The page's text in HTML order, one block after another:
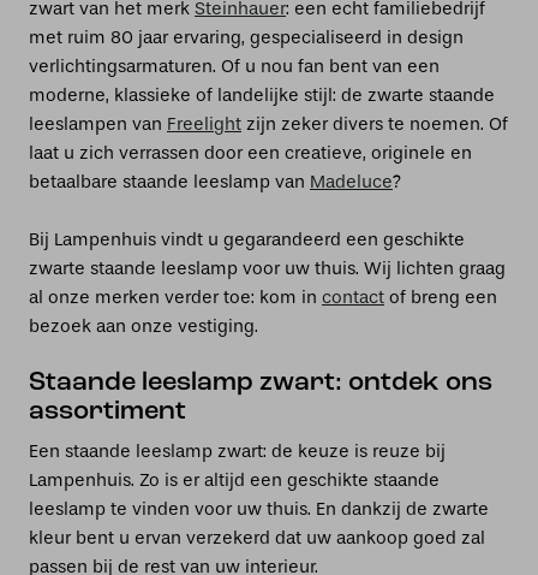
zwart van het merk Steinhauer: een echt familiebedrijf
met ruim 80 jaar ervaring, gespecialiseerd in design
verlichtingsarmaturen. Of u nou fan bent van een
moderne, klassieke of landelijke stijl: de zwarte staande
leeslampen van Freelight zijn zeker divers te noemen. Of
laat u zich verrassen door een creatieve, originele en
betaalbare staande leeslamp van Madeluce?
Bij Lampenhuis vindt u gegarandeerd een geschikte
zwarte staande leeslamp voor uw thuis. Wij lichten graag
al onze merken verder toe: kom in contact of breng een
bezoek aan onze vestiging.
Staande leeslamp zwart: ontdek ons
assortiment
Een staande leeslamp zwart: de keuze is reuze bij
Lampenhuis. Zo is er altijd een geschikte staande
leeslamp te vinden voor uw thuis. En dankzij de zwarte
kleur bent u ervan verzekerd dat uw aankoop goed zal
passen bij de rest van uw interieur.